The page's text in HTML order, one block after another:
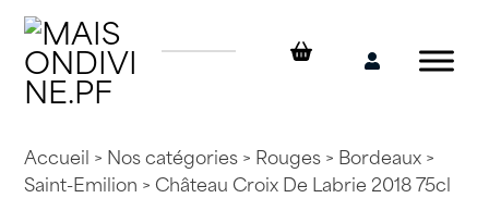
Skip
content
Mon
Accueil > Nos catégories> Rouges> Bordeaux>
Saint-Emilion > Château Croix De Labrie 2018 75cl